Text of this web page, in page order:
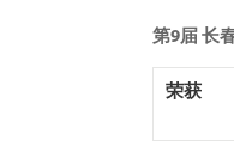
第9届 长
荣获